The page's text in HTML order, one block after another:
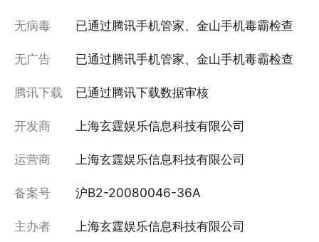
无病毒 已通过腾讯手机管家、金山手机毒霸检查
无广告 已通过腾讯手机管家、金山手机毒霸检查
腾讯下载 已通过腾讯下载数据审核
开发商 上海玄霆娱乐信息科技有限公司
运营商 上海玄霆娱乐信息科技有限公司
备案号 沪B2-20080046-36A
主办者 上海玄霆娱乐信息科技有限公司